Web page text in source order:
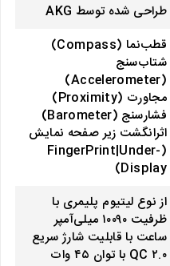
طراحی شده توسط AKG
قطب‌نما (Compass)
شتاب‌سنج
(Accelerometer)
مجاورت (Proximity)
فشارسنج (Barometer)
اثرانگشت زیر صفحه نمایش
(FingerPrint|Under-
Display)
از نوع لیتیوم پلیمری با
ظرفیت ۱۰۰۹۰ میلی‌آمپر
ساعت با قابلیت شارژ سریع
QC ۲.۰ با توان ۴۵ وات